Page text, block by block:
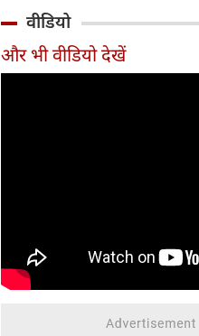
चेसिस जैसे
इथेनॉल मिलाने की
है।
वीडियो
और भी वीडियो देखें